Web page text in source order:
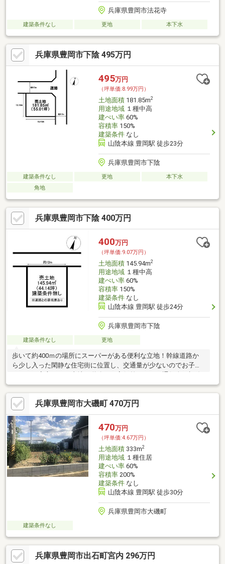
兵庫県豊岡市法花寺
建築条件なし 更地 本下水
兵庫県豊岡市下陰 495万円
495万円
（坪単価:8.99万円）
土地面積181.85m2
用途地域１種中高
建ぺい率60%
容積率150%
建築条件なし
山陰本線 豊岡駅 徒歩23分
兵庫県豊岡市下陰
建築条件なし 更地
本下水
角地
兵庫県豊岡市下陰 400万円
400万円
（坪単価:9.07万円）
土地面積145.94m2
用途地域１種中高
建ぺい率60%
容積率150%
建築条件なし
山陰本線 豊岡駅 徒歩24分
兵庫県豊岡市下陰
建築条件なし 更地
歩いて約400ｍの場所にスーパーがある便利な立地！幹線道路か
ら少し入った閑静な住宅街に位置し、交通量が少ないのでお子様
などが届かないのでプライ
兵庫県豊岡市大磯町 470万円
470万円
（坪単価:4.67万円）
土地面積333m2
用途地域１種住居
建ぺい率60%
容積率200%
建築条件なし
山陰本線 豊岡駅 徒歩30分
兵庫県豊岡市大磯町
建築条件なし
兵庫県豊岡市出石町宮内 296万円